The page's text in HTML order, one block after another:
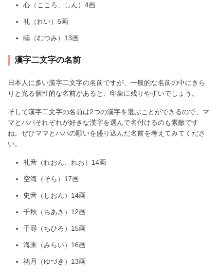
心（こころ、しん）4画
礼（れい）5画
睦（むつみ）13画
漢字二文字の名前
日本人に多い漢字二文字の名前ですが、一般的な名前の中にきら
りと光る個性的な名前があると、印象に残りやすいでしょう。
そして漢字二文字の名前は2つの漢字を選ぶことができるので、マ
マとパパそれぞれが好きな漢字を選んで名付けるのも素敵です
ね。ぜひママとパパの願いを盛り込んだ名前を考えてみてくださ
い。
礼音（れおん、れお）14画
空海（そら）17画
史音（しおん）14画
千秋（ちあき）12画
千尋（ちひろ）15画
海来（みらい）16画
祐月（ゆづき）13画